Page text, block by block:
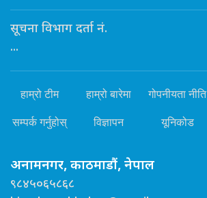
सूचना विभाग दर्ता नं.
...
हाम्रो टीम हाम्रो बारेमा गोपनीयता नीति
सम्पर्क गर्नुहोस् विज्ञापन यूनिकोड
अनामनगर, काठमाडौं, नेपाल
९८४५०६५८६८